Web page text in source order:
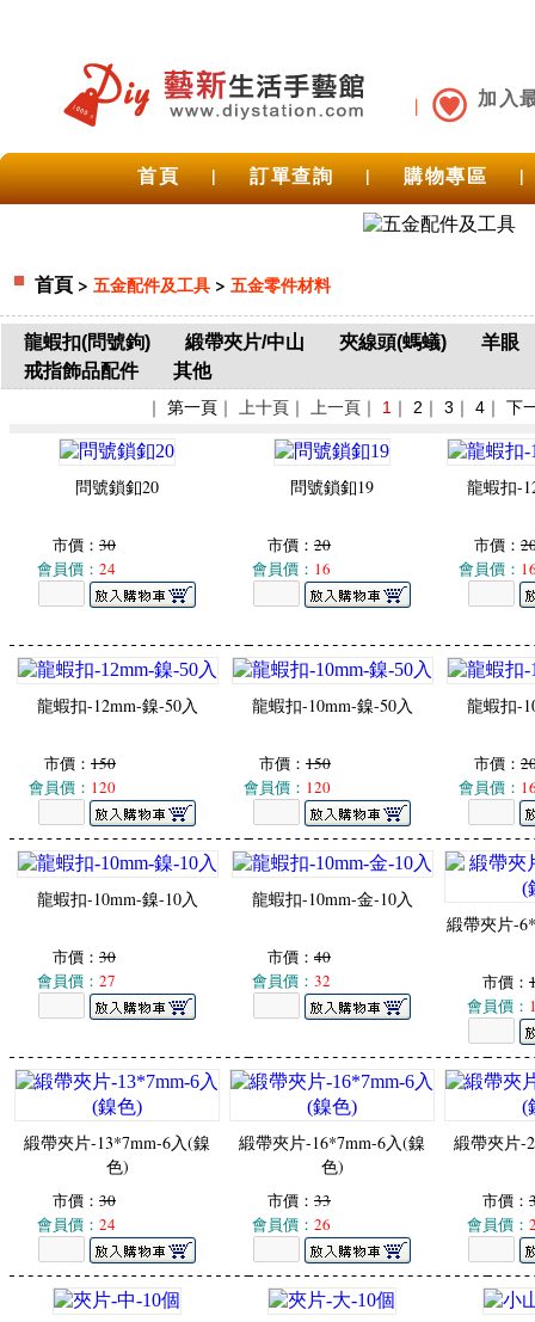
加入
首頁 | 訂單查詢 | 購物專區 |
首頁 > 五金配件及工具 > 五金零件材料
龍蝦扣(問號鉤) 緞帶夾片/中山 夾線頭(螞蟻)
羊眼
戒指飾品配件
其他
｜ 第一頁 ｜ 上十頁｜ 上一頁｜ 1 ｜ 2 ｜ 3 ｜ 4 ｜ 下
問號鎖釦20
市價： 30
會員價： 24
問號鎖釦19
市價： 20
會員價： 16
龍蝦扣-
市價：
會員價：
龍蝦扣-12mm-鎳-50入
市價： 150
會員價： 120
龍蝦扣-10mm-鎳-50入
市價： 150
會員價： 120
龍蝦扣-
市價：
會員價：
龍蝦扣-10mm-鎳-10入
市價： 30
會員價： 27
龍蝦扣-10mm-金-10入
市價： 40
會員價： 32
緞帶夾片-
市價：
會員價：
緞帶夾片-13*7mm-6入(鎳
色)
市價： 30
會員價： 24
緞帶夾片-16*7mm-6入(鎳
色)
市價： 33
會員價： 26
緞帶夾片-
市價：
會員價：